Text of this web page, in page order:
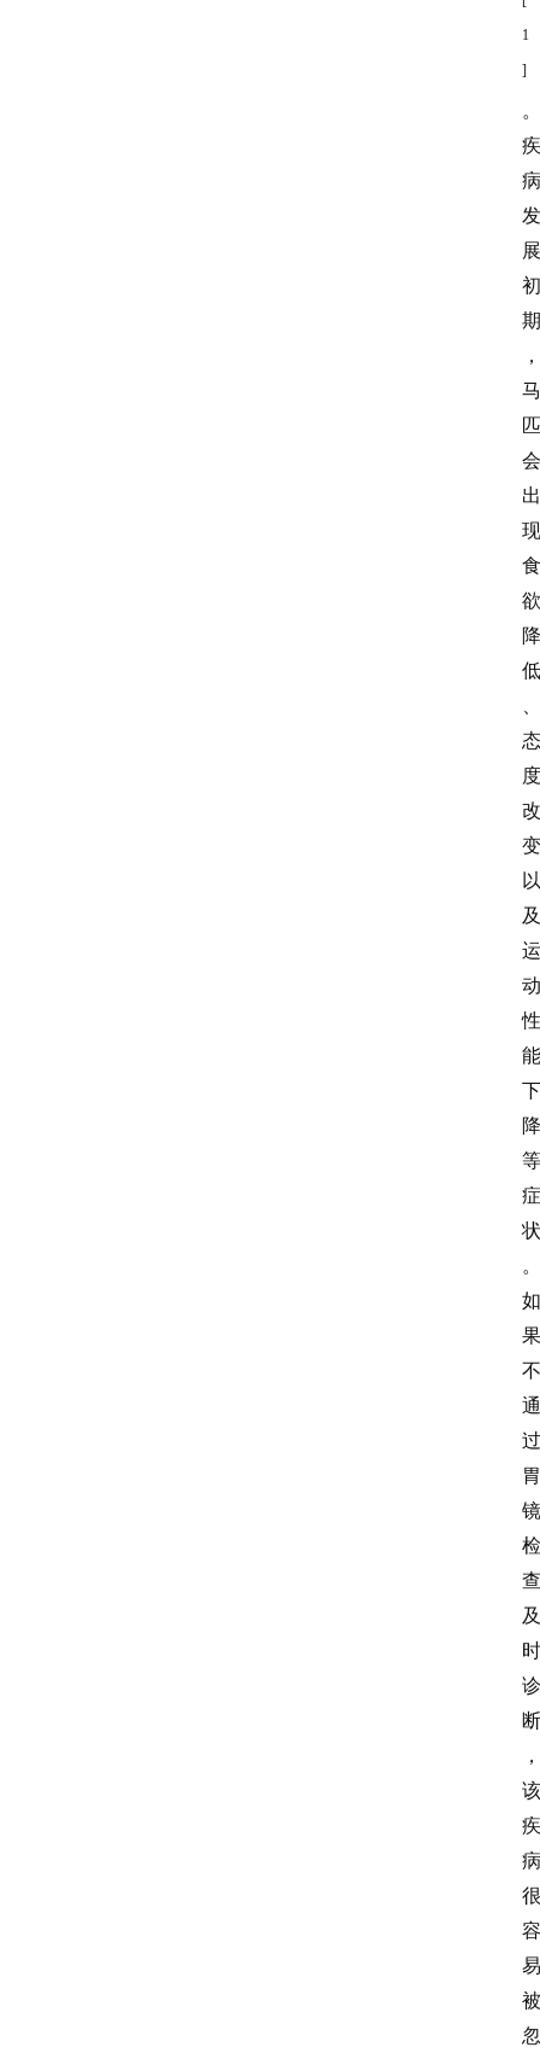
1
]
。
疾
病
发
展
初
期
，
马
匹
会
出
现
食
欲
降
低
态
度
改
变
以
及
运
动
性
能
下
降
等
症
状
。
如
果
不
通
过
胃
镜
检
查
及
时
诊
断
，
该
疾
病
很
容
易
被
忽